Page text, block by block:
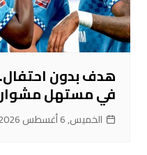
هدف بدون احتفال..
في مستهل
الخميس, 6 أغسطس 2026, 4:54